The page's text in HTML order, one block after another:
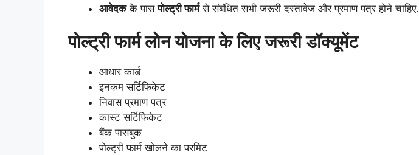
आवेदकके पासपोल्ट्री फार्मसे संबंधित सभी जरूरी दस्तावेज और प्रमाण पत्र होने चाहिए.
पोल्ट्री फार्म लोन योजना के लिए जरूरी डॉक्यूमेंट
आधार कार्ड
इनकम सर्टिफिकेट
निवास प्रमाण पत्र
कास्ट सर्टिफिकेट
बैंक पासबुक
पोल्ट्री फार्म खोलने का परमिट